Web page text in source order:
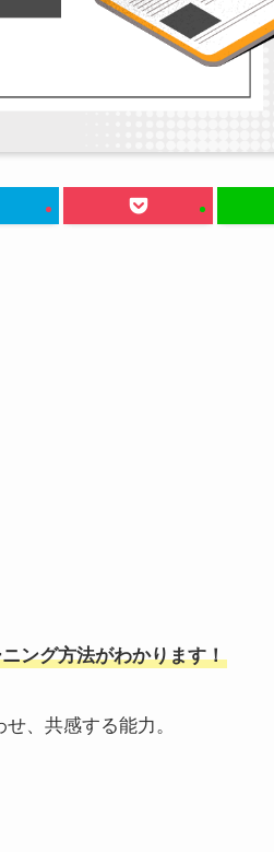
ング方法がわかります！
、共感する能力。